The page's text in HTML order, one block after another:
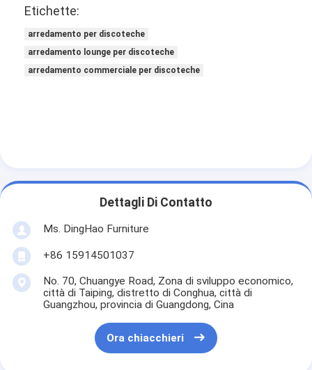
Etichette:
arredamento per discoteche
arredamento lounge per discoteche
arredamento commerciale per discoteche
Dettagli Di Contatto
Ms. DingHao Furniture
+86 15914501037
No. 70, Chuangye Road, Zona di sviluppo economico,
città di Taiping, distretto di Conghua, città di
Guangzhou, provincia di Guangdong, Cina
Ora chiacchieri